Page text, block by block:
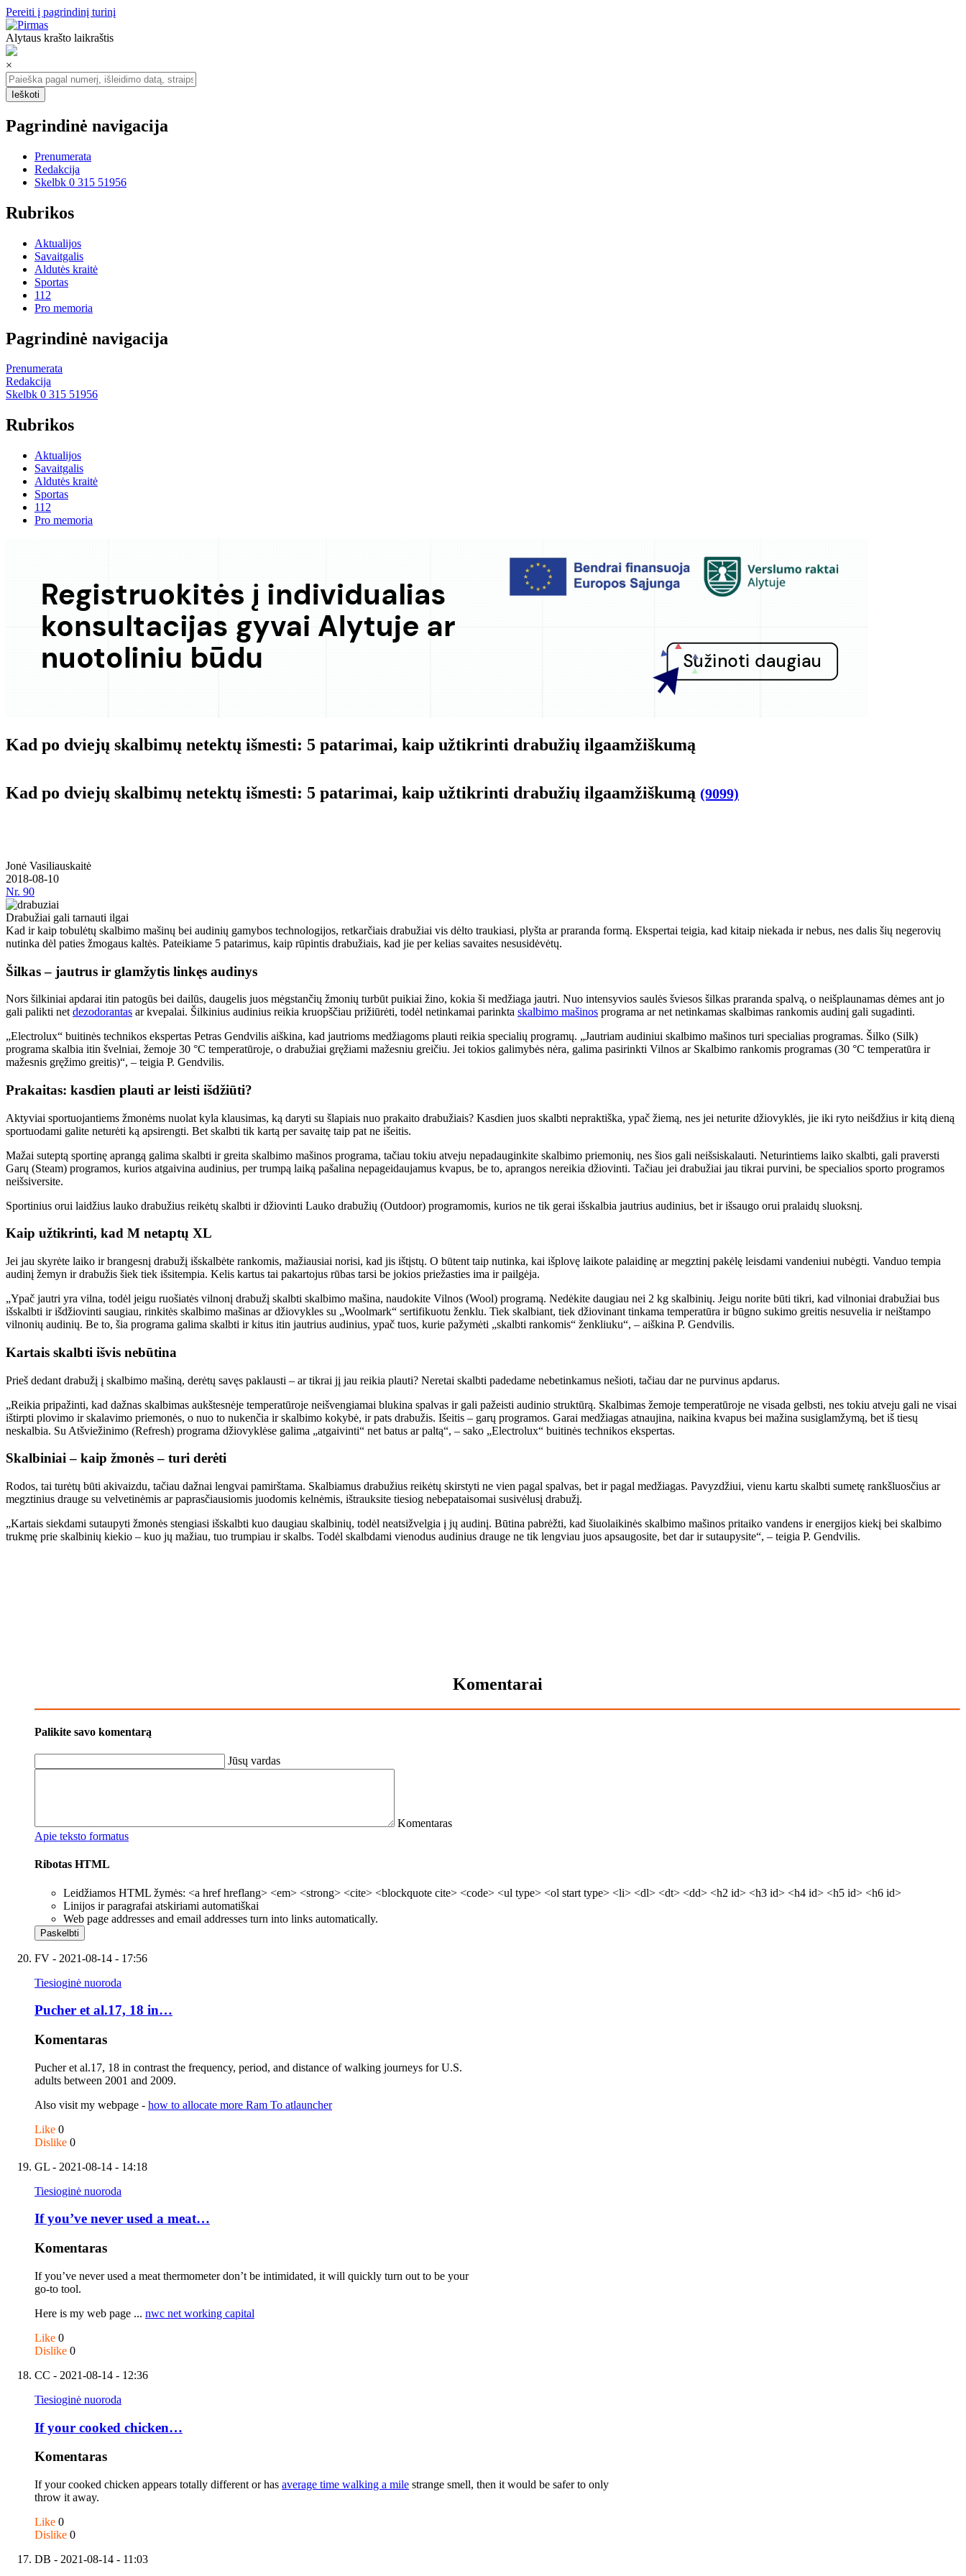
Pereiti į pagrindinį turinį
Alytaus krašto laikraštis
×
Pagrindinė navigacija
Prenumerata
Redakcija
Skelbk 0 315 51956
Rubrikos
Aktualijos
Savaitgalis
Aldutės kraitė
Sportas
112
Pro memoria
Pagrindinė navigacija
Prenumerata
Redakcija
Skelbk 0 315 51956
Rubrikos
Aktualijos
Savaitgalis
Aldutės kraitė
Sportas
112
Pro memoria
Kad po dviejų skalbimų netektų išmesti: 5 patarimai, kaip užtikrinti drabužių ilgaamžiškumą
Kad po dviejų skalbimų netektų išmesti: 5 patarimai, kaip užtikrinti drabužių ilgaamžiškumą (9099)
Jonė Vasiliauskaitė
2018-08-10
Nr. 90
Drabužiai gali tarnauti ilgai
Kad ir kaip tobulėtų skalbimo mašinų bei audinių gamybos technologijos, retkarčiais drabužiai vis dėlto traukiasi, plyšta ar praranda formą. Ekspertai teigia, kad kitaip niekada ir nebus, nes dalis šių negerovių
nutinka dėl paties žmogaus kaltės. Pateikiame 5 patarimus, kaip rūpintis drabužiais, kad jie per kelias savaites nesusidėvėtų.
Šilkas – jautrus ir glamžytis linkęs audinys
Nors šilkiniai apdarai itin patogūs bei dailūs, daugelis juos mėgstančių žmonių turbūt puikiai žino, kokia ši medžiaga jautri. Nuo intensyvios saulės šviesos šilkas praranda spalvą, o neišplaunamas dėmes ant jo
gali palikti net dezodorantas ar kvepalai. Šilkinius audinius reikia kruopščiau prižiūrėti, todėl netinkamai parinkta skalbimo mašinos programa ar net netinkamas skalbimas rankomis audinį gali sugadinti.
„Electrolux“ buitinės technikos ekspertas Petras Gendvilis aiškina, kad jautrioms medžiagoms plauti reikia specialių programų. „Jautriam audiniui skalbimo mašinos turi specialias programas. Šilko (Silk)
programa skalbia itin švelniai, žemoje 30 °C temperatūroje, o drabužiai gręžiami mažesniu greičiu. Jei tokios galimybės nėra, galima pasirinkti Vilnos ar Skalbimo rankomis programas (30 °C temperatūra ir
mažesnis gręžimo greitis)“, – teigia P. Gendvilis.
Prakaitas: kasdien plauti ar leisti išdžiūti?
Aktyviai sportuojantiems žmonėms nuolat kyla klausimas, ką daryti su šlapiais nuo prakaito drabužiais? Kasdien juos skalbti nepraktiška, ypač žiemą, nes jei neturite džiovyklės, jie iki ryto neišdžius ir kitą dieną
sportuodami galite neturėti ką apsirengti. Bet skalbti tik kartą per savaitę taip pat ne išeitis.
Mažai suteptą sportinę aprangą galima skalbti ir greita skalbimo mašinos programa, tačiau tokiu atveju nepadauginkite skalbimo priemonių, nes šios gali neišsiskalauti. Neturintiems laiko skalbti, gali praversti
Garų (Steam) programos, kurios atgaivina audinius, per trumpą laiką pašalina nepageidaujamus kvapus, be to, aprangos nereikia džiovinti. Tačiau jei drabužiai jau tikrai purvini, be specialios sporto programos
neišsiversite.
Sportinius orui laidžius lauko drabužius reikėtų skalbti ir džiovinti Lauko drabužių (Outdoor) programomis, kurios ne tik gerai išskalbia jautrius audinius, bet ir išsaugo orui pralaidų sluoksnį.
Kaip užtikrinti, kad M netaptų XL
Jei jau skyrėte laiko ir brangesnį drabužį išskalbėte rankomis, mažiausiai norisi, kad jis ištįstų. O būtent taip nutinka, kai išplovę laikote palaidinę ar megztinį pakėlę leisdami vandeniui nubėgti. Vanduo tempia
audinį žemyn ir drabužis šiek tiek išsitempia. Kelis kartus tai pakartojus rūbas tarsi be jokios priežasties ima ir pailgėja.
„Ypač jautri yra vilna, todėl jeigu ruošiatės vilnonį drabužį skalbti skalbimo mašina, naudokite Vilnos (Wool) programą. Nedėkite daugiau nei 2 kg skalbinių. Jeigu norite būti tikri, kad vilnoniai drabužiai bus
išskalbti ir išdžiovinti saugiau, rinkitės skalbimo mašinas ar džiovykles su „Woolmark“ sertifikuotu ženklu. Tiek skalbiant, tiek džiovinant tinkama temperatūra ir būgno sukimo greitis nesuvelia ir neištampo
vilnonių audinių. Be to, šia programa galima skalbti ir kitus itin jautrius audinius, ypač tuos, kurie pažymėti „skalbti rankomis“ ženkliuku“, – aiškina P. Gendvilis.
Kartais skalbti išvis nebūtina
Prieš dedant drabužį į skalbimo mašiną, derėtų savęs paklausti – ar tikrai jį jau reikia plauti? Neretai skalbti padedame nebetinkamus nešioti, tačiau dar ne purvinus apdarus.
„Reikia pripažinti, kad dažnas skalbimas aukštesnėje temperatūroje neišvengiamai blukina spalvas ir gali pažeisti audinio struktūrą. Skalbimas žemoje temperatūroje ne visada gelbsti, nes tokiu atveju gali ne visai
ištirpti plovimo ir skalavimo priemonės, o nuo to nukenčia ir skalbimo kokybė, ir pats drabužis. Išeitis – garų programos. Garai medžiagas atnaujina, naikina kvapus bei mažina susiglamžymą, bet iš tiesų
neskalbia. Su Atšviežinimo (Refresh) programa džiovyklėse galima „atgaivinti“ net batus ar paltą“, – sako „Electrolux“ buitinės technikos ekspertas.
Skalbiniai – kaip žmonės – turi derėti
Rodos, tai turėtų būti akivaizdu, tačiau dažnai lengvai pamirštama. Skalbiamus drabužius reikėtų skirstyti ne vien pagal spalvas, bet ir pagal medžiagas. Pavyzdžiui, vienu kartu skalbti sumetę rankšluosčius ar
megztinius drauge su velvetinėmis ar paprasčiausiomis juodomis kelnėmis, ištrauksite tiesiog nebepataisomai susivėlusį drabužį.
„Kartais siekdami sutaupyti žmonės stengiasi išskalbti kuo daugiau skalbinių, todėl neatsižvelgia į jų audinį. Būtina pabrėžti, kad šiuolaikinės skalbimo mašinos pritaiko vandens ir energijos kiekį bei skalbimo
trukmę prie skalbinių kiekio – kuo jų mažiau, tuo trumpiau ir skalbs. Todėl skalbdami vienodus audinius drauge ne tik lengviau juos apsaugosite, bet dar ir sutaupysite“, – teigia P. Gendvilis.
Komentarai
Palikite savo komentarą
Jūsų vardas
Komentaras
Apie teksto formatus
Ribotas HTML
Leidžiamos HTML žymės: <a href hreflang> <em> <strong> <cite> <blockquote cite> <code> <ul type> <ol start type> <li> <dl> <dt> <dd> <h2 id> <h3 id> <h4 id> <h5 id> <h6 id>
Linijos ir paragrafai atskiriami automatiškai
Web page addresses and email addresses turn into links automatically.
FV - 2021-08-14 - 17:56
Tiesioginė nuoroda
Pucher et al.17, 18 in…
Komentaras
Pucher et al.17, 18 in contrast the frequency, period, and distance of walking journeys for U.S.
adults between 2001 and 2009.
Also visit my webpage - how to allocate more Ram To atlauncher
Like 0
Dislike 0
GL - 2021-08-14 - 14:18
Tiesioginė nuoroda
If you’ve never used a meat…
Komentaras
If you’ve never used a meat thermometer don’t be intimidated, it will quickly turn out to be your
go-to tool.
Here is my web page ... nwc net working capital
Like 0
Dislike 0
CC - 2021-08-14 - 12:36
Tiesioginė nuoroda
If your cooked chicken…
Komentaras
If your cooked chicken appears totally different or has average time walking a mile strange smell, then it would be safer to only
throw it away.
Like 0
Dislike 0
DB - 2021-08-14 - 11:03